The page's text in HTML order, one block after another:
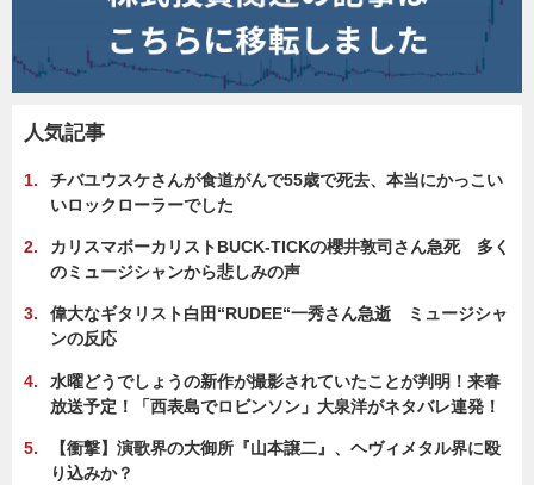
人気記事
チバユウスケさんが食道がんで55歳で死去、本当にかっこい
いロックローラーでした
カリスマボーカリストBUCK-TICKの櫻井敦司さん急死 多く
のミュージシャンから悲しみの声
偉大なギタリスト白田“RUDEE“一秀さん急逝 ミュージシャ
ンの反応
水曜どうでしょうの新作が撮影されていたことが判明！来春
放送予定！「西表島でロビンソン」大泉洋がネタバレ連発！
【衝撃】演歌界の大御所『山本譲二』、ヘヴィメタル界に殴
り込みか？